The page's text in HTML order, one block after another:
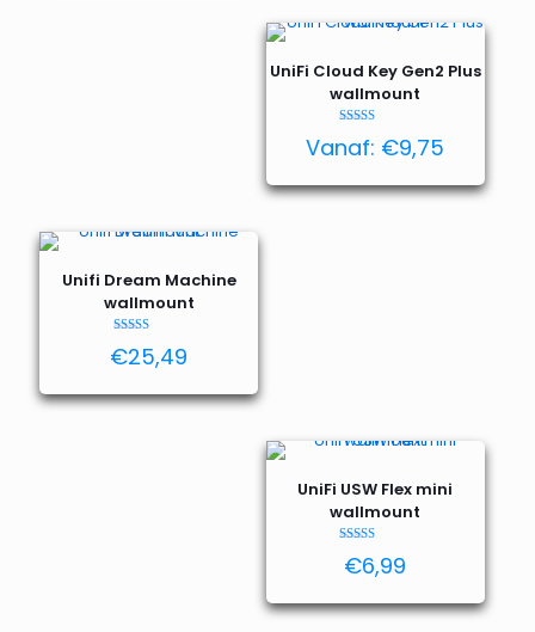
UniFi Cloud Key Gen2 Plus
wallmount
4.95
Vanaf: €9,75
Unifi Dream Machine
wallmount
5.00
uit 5
€25,49
UniFi USW Flex mini
wallmount
4.95
uit 5
€6,99